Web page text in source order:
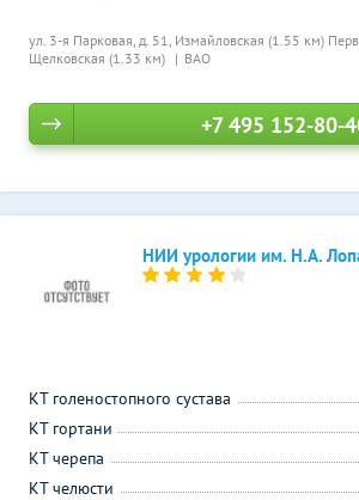
ул. 3-я Парковая, д. 51, Измайловская (1.55 км)
Щелковская (1.33 км)
ВАО
+7 495 152-80-
НИИ урологии им. Н.А.
КТ голеностопного сустава
КТ гортани
КТ черепа
КТ челюсти